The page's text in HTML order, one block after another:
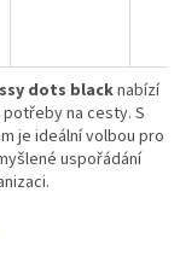
dots blacknabízí
na cesty. S
je ideální volbou pro
uspořádání